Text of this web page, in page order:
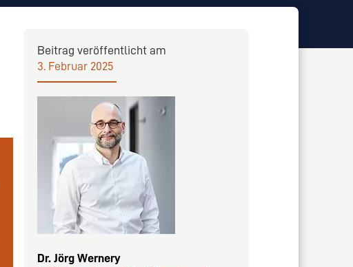
Beitrag veröffentlicht am
3. Februar 2025
Dr. Jörg Wernery